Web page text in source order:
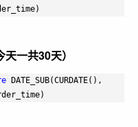
一共30天）
DATE_SUB(CURDATE(),